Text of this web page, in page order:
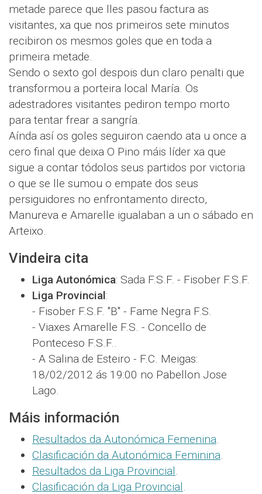
metade parece que lles pasou factura as
visitantes, xa que nos primeiros sete minutos
recibiron os mesmos goles que en toda a
primeira metade.
Sendo o sexto gol despois dun claro penalti que
transformou a porteira local María. Os
adestradores visitantes pediron tempo morto
para tentar frear a sangría.
Aínda así os goles seguiron caendo ata u once a
cero final que deixa O Pino máis líder xa que
sigue a contar tódolos seus partidos por victoria
o que se lle sumou o empate dos seus
persiguidores no enfrontamento directo,
Manureva e Amarelle igualaban a un o sábado en
Arteixo.
Vindeira cita
Liga Autonómica: Sada F.S.F. - Fisober F.S.F.
Liga Provincial:
- Fisober F.S.F. "B" - Fame Negra F.S.
- Viaxes Amarelle F.S. - Concello de
Ponteceso F.S.F..
- A Salina de Esteiro - F.C. Meigas:
18/02/2012 ás 19:00 no Pabellon Jose
Lago.
Máis información
Resultados da Autonómica Femenina
Clasificación da Autonómica Feminina
Resultados da Liga Provincial
Clasificación da Liga Provincial